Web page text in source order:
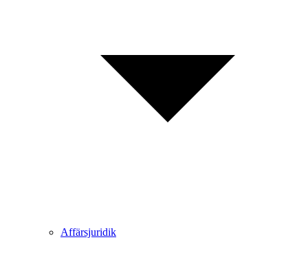
Affärsjuridik